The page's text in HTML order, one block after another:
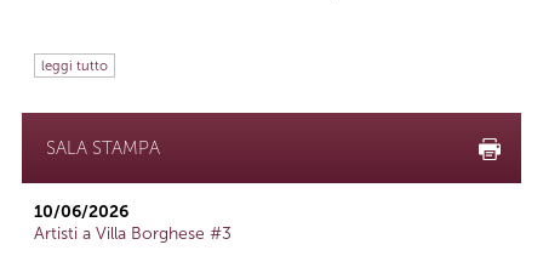
leggi tutto
SALA STAMPA
10/06/2026
Artisti a Villa Borghese #3